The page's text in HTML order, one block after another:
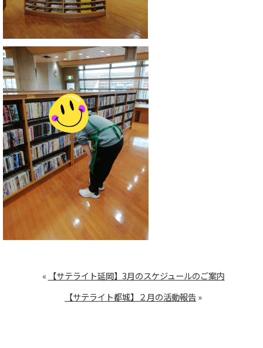
«
【サテライト延岡】3月のスケジュールのご案内
【サテライト都城】２月の活動報告»